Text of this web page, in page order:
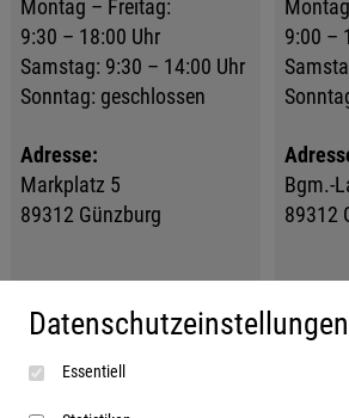
Montag – Freitag:
9:30 – 18:00 Uhr
Samstag: 9:30 – 14:00 Uhr
Sonntag: geschlossen
Adresse:
Markplatz 5
89312 Günzburg
9:00 –
Bgm.-
89312
Vorteil!
Mehr
Datenschutzeinstellungen
Essentiell